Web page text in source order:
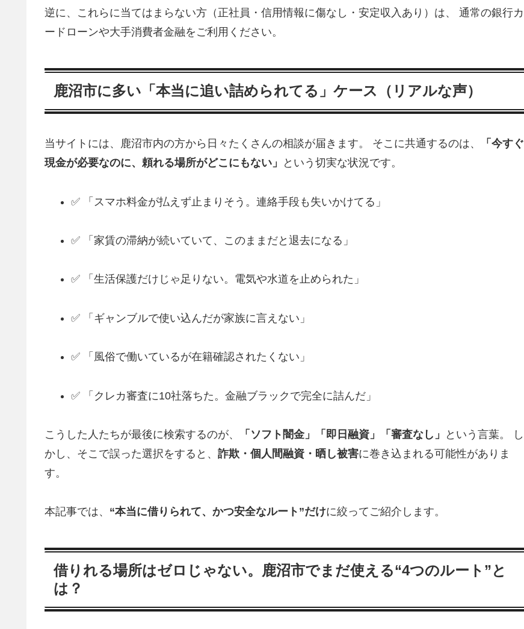
逆に、これらに当てはまらない方（正社員・信用情報に傷なし・安定収入あり）は、 通常の銀行カ
ードローンや大手消費者金融をご利用ください。
鹿沼市に多い「本当に追い詰められてる」ケース（リアルな声）
当サイトには、鹿沼市内の方から日々たくさんの相談が届きます。 そこに共通するのは、
「今すぐ
現金が必要なのに、頼れる場所がどこにもない」
という切実な状況です。
✅ 「スマホ料金が払えず止まりそう。連絡手段も失いかけてる」
✅ 「家賃の滞納が続いていて、このままだと退去になる」
✅ 「生活保護だけじゃ足りない。電気や水道を止められた」
✅ 「ギャンブルで使い込んだが家族に言えない」
✅ 「風俗で働いているが在籍確認されたくない」
✅ 「クレカ審査に10社落ちた。金融ブラックで完全に詰んだ」
こうした人たちが最後に検索するのが、 「ソフト闇金」「即日融資」「審査なし」
という言葉。 し
かし、そこで誤った選択をすると、 詐欺・個人間融資・晒し被害に巻き込まれる可能性がありま
す。
本記事では、 “本当に借りられて、かつ安全なルート”だけに絞ってご紹介します。
借りれる場所はゼロじゃない。鹿沼市でまだ使える“4つのルート”と
は？